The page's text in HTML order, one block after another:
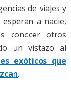
de viajes y
a nadie,
conocer otros
un vistazo al
exóticos que
.